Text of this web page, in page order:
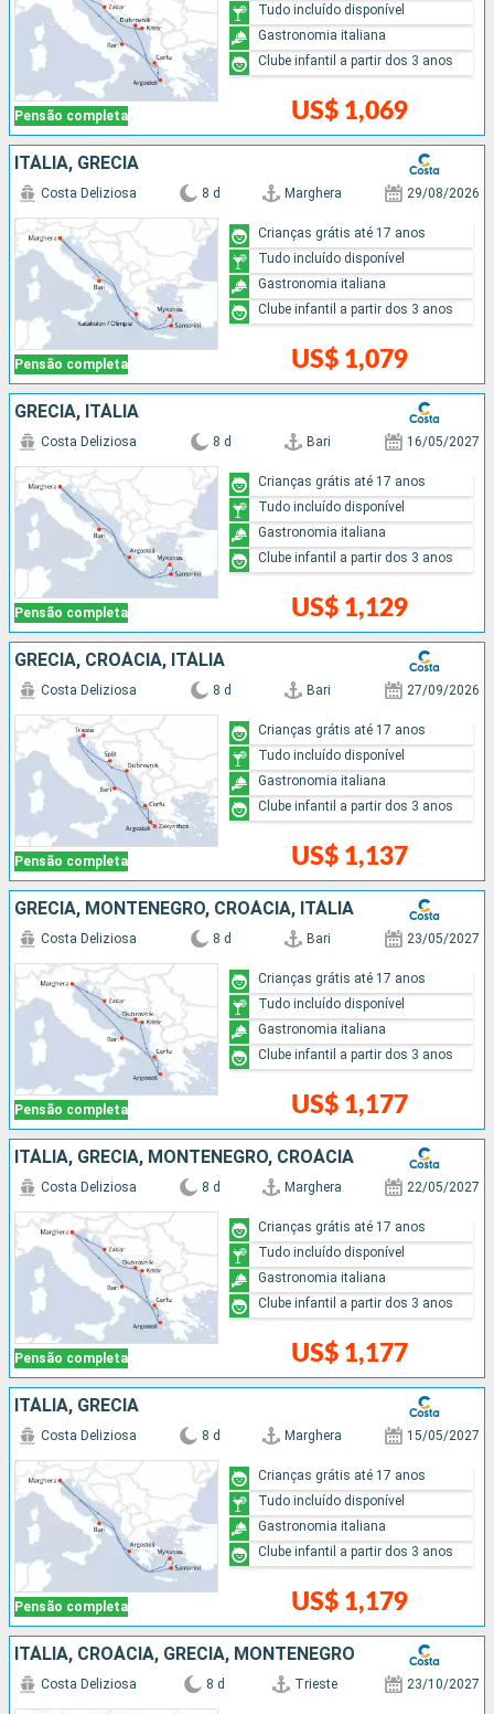
Pensão completa US$ 1,069
Tudo incluído disponível
Gastronomia italiana
Clube infantil a partir dos 3 anos
ITÁLIA, GRÉCIA
Pensão completa
Costa Deliziosa 8 d Marghera 29/08/2026
US$ 1,079
Crianças grátis até 17 anos
Tudo incluído disponível
Gastronomia italiana
Clube infantil a partir dos 3 anos
GRÉCIA, ITÁLIA
Pensão completa
Costa Deliziosa 8 d Bari 16/05/2027
US$ 1,129
Crianças grátis até 17 anos
Tudo incluído disponível
Gastronomia italiana
Clube infantil a partir dos 3 anos
GRÉCIA, CROÁCIA, ITÁLIA
Pensão completa
Costa Deliziosa 8 d Bari 27/09/2026
US$ 1,137
Crianças grátis até 17 anos
Tudo incluído disponível
Gastronomia italiana
Clube infantil a partir dos 3 anos
GRÉCIA, MONTENEGRO, CROÁCIA, ITÁLIA
Pensão completa
Costa Deliziosa 8 d Bari 23/05/2027
US$ 1,177
Crianças grátis até 17 anos
Tudo incluído disponível
Gastronomia italiana
Clube infantil a partir dos 3 anos
ITÁLIA, GRÉCIA, MONTENEGRO, CROÁCIA
Pensão completa
Costa Deliziosa 8 d Marghera 22/05/2027
US$ 1,177
Crianças grátis até 17 anos
Tudo incluído disponível
Gastronomia italiana
Clube infantil a partir dos 3 anos
ITÁLIA, GRÉCIA
Pensão completa
Costa Deliziosa 8 d Marghera 15/05/2027
US$ 1,179
Crianças grátis até 17 anos
Tudo incluído disponível
Gastronomia italiana
Clube infantil a partir dos 3 anos
ITÁLIA, CROÁCIA, GRÉCIA, MONTENEGRO
Costa Deliziosa 8 d Trieste 23/10/2027